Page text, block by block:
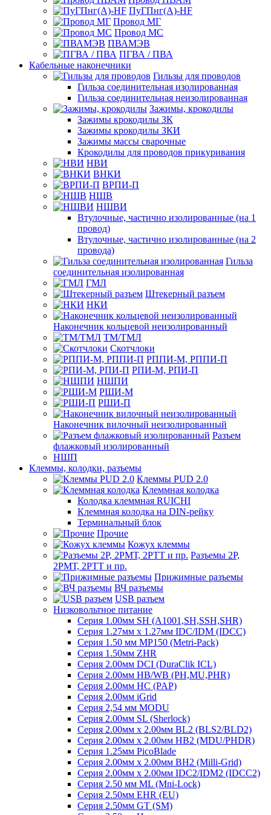
ПуГПнг(A)-HF
Провод МГ
Провод МС
ПВАМЭВ
ПГВА / ПВА
Кабельные наконечники
Гильзы для проводов
Гильза соединительная изолированная
Гильза соединительная неизолированная
Зажимы, крокодилы
Зажимы крокодилы ЗК
Зажимы крокодилы ЗКИ
Зажимы массы сварочные
Крокодилы для проводов прикуривания
НВИ
ВНКИ
ВРПИ-П
НШВ
НШВИ
Втулочные, частично изолированные (на 1
провод)
Втулочные, частично изолированные (на 2
провода)
Гильза
соединительная изолированная
ГМЛ
Штекерный разъем
НКИ
Наконечник кольцевой неизолированный
ТМ/ТМЛ
Скотчлоки
РППИ-М, РППИ-П
РПИ-М, РПИ-П
НШПИ
РШИ-М
РШИ-П
Наконечник вилочный неизолированный
Разъем
флажковый изолированный
НШП
Клеммы, колодки, разъемы
Клеммы PUD 2.0
Клеммная колодка
Колодка клеммная RUICHI
Клеммная колодка на DIN-рейку
Терминальный блок
Прочие
Кожух клеммы
Разъемы 2Р,
2РМТ, 2РТТ и пр.
Прижимные разъемы
ВЧ разъемы
USB разъем
Низковольтное питание
Серия 1.00мм SH (A1001,SH,SSH,SHR)
Серия 1.27мм x 1.27мм IDC/IDM (IDCC)
Серия 1.50 мм MP150 (Metri-Pack)
Серия 1.50мм ZHR
Серия 2.00мм DCI (DuraClik ICL)
Серия 2.00мм HB/WB (PH,MU,PHR)
Серия 2.00мм HC (PAP)
Серия 2.00мм iGrid
Серия 2,54 мм MODU
Серия 2.00мм SL (Sherlock)
Серия 2.00мм x 2.00мм BL2 (BLS2/BLD2)
Серия 2.00мм x 2.00мм HB2 (MDU/PHDR)
Серия 1.25мм PicoBlade
Серия 2.00мм х 2.00мм BH2 (Milli-Grid)
Серия 2.00мм х 2.00мм IDC2/IDM2 (IDCC2)
Серия 2.50 мм ML (Mni-Lock)
Серия 2.50мм EHR (EU)
Серия 2.50мм GT (SM)